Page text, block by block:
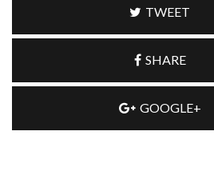
TWEET
SHARE
GOOGLE+